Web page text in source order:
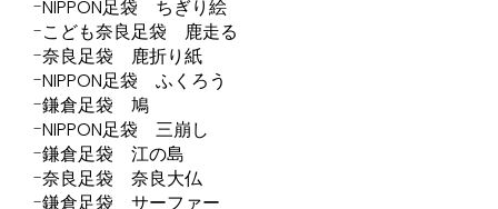
NIPPON足袋 ちぎり絵
こども奈良足袋 鹿走る
奈良足袋 鹿折り紙
NIPPON足袋 ふくろう
鎌倉足袋 鳩
NIPPON足袋 三崩し
鎌倉足袋 江の島
奈良足袋 奈良大仏
鎌倉足袋 サーファー